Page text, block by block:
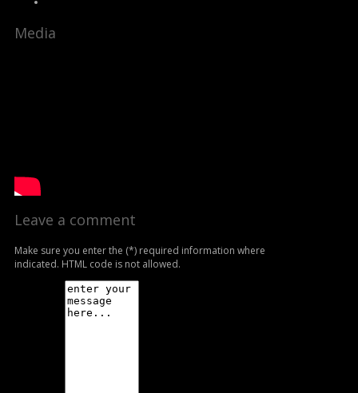
Media
Leave a comment
Make sure you enter the (*) required information where
indicated. HTML code is not allowed.